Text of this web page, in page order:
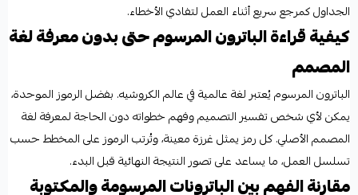
الجداول كمرجع سريع أثناء العمل لتفادي الأخطاء.
كيفية قراءة الباترون المرسوم حتى بدون معرفة لغة
المصمم
الباترون المرسوم يُعتبر لغة عالمية في عالم الكروشيه. بفضل الرموز الموحدة،
يمكن لأي شخص تفسير التصميم وفهم خطواته دون الحاجة لمعرفة لغة
المصمم الأصلي. كل رمز يمثل غرزة معينة، وتُرتب الرموز على المخطط حسب
تسلسل العمل، ما يساعد على تصور النتيجة النهائية قبل البدء.
مقارنة الفهم بين الباترونات المرسومة والمكتوبة